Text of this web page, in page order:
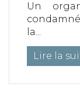
Un
condamné
la...
Lire la